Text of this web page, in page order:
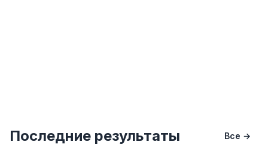
Последние результаты Все →